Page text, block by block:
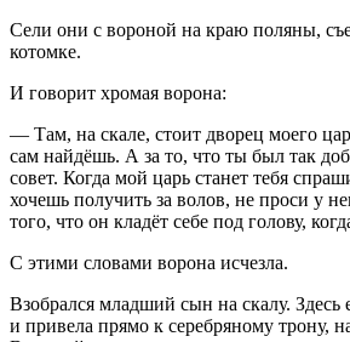
Сели они с вороной на краю поляны,
котомке.
И говорит хромая ворона:
— Там, на скале, стоит дворец моего
сам найдёшь. А за то, что ты был так
совет. Когда мой царь станет тебя
хочешь получить за волов, не проси у
того, что он кладёт себе под голову,
С этими словами ворона исчезла.
Взобрался младший сын на скалу. Здесь
и привела прямо к серебряному трону,